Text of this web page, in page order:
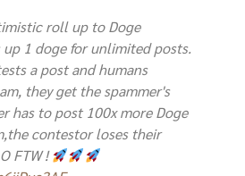
roll up to Doge
up 1 doge for unlimited posts.
a post and humans
they get the spammer's
has to post 100x more Doge
contestor loses their
FTW !